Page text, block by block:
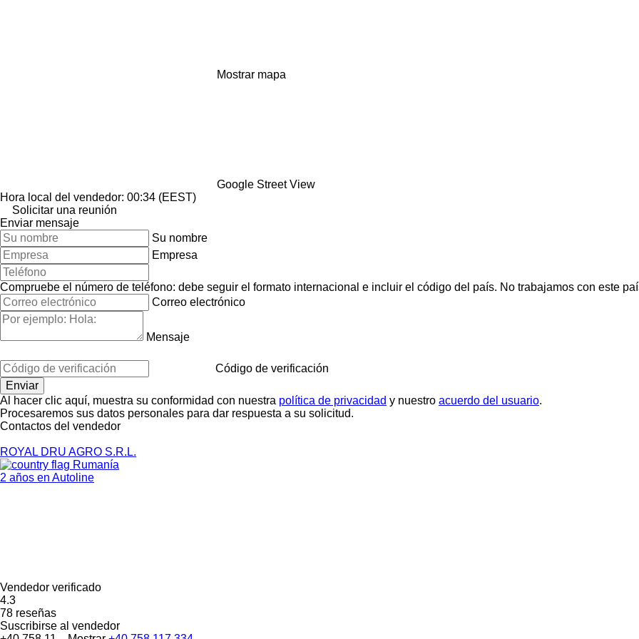
Mostrar mapa
Google Street View
Hora local del vendedor: 00:34 (EEST)
Solicitar una reunión
Enviar mensaje
Su nombre
Empresa
Compruebe el número de teléfono: debe seguir el formato internacional e incluir el código del país. No trabajamos con este
Correo electrónico
Mensaje
Código de verificación
Al hacer clic aquí, muestra su conformidad con nuestra política de privacidad y nuestro acuerdo del usuario.
Procesaremos sus datos personales para dar respuesta a su solicitud.
Contactos del vendedor
ROYAL DRU AGRO S.R.L.
Rumanía
2 años en Autoline
Vendedor verificado
4.3
78 reseñas
Suscribirse al vendedor